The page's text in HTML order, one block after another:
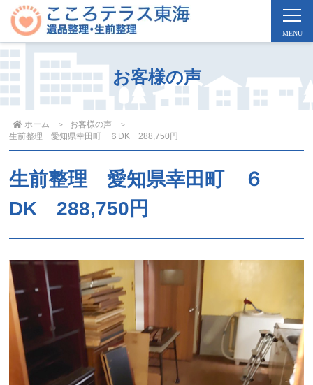
お客様の声
ホーム
お客様の声
生前整理 愛知県幸田町 ６DK 288,750円
生前整理 愛知県幸田町 ６
DK 288,750円